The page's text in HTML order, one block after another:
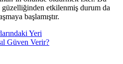
güzelliğinden etkilenmiş durum da
başlamıştır.
Yeri
Güven Verir?